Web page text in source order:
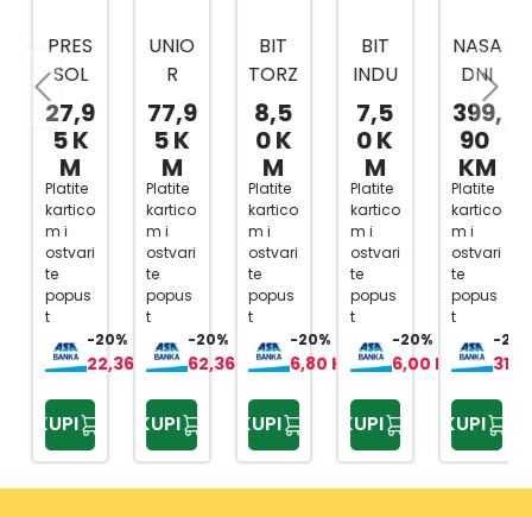
PRES
SOL
PREŠ
A ZA
MAS
T
80ML
ČELIK
SA
UNIV
ERZA
LNO
GLAV
OM
27,9
5 K
M
Platite
kartico
m i
ostvari
te
popus
-20%
22,36 KM
KUPI
UNIO
R
RUČI
CA/R
AČN
A 1/2
BI
1901A
BI
61178
77,9
5 K
M
Platite
kartico
m i
ostvari
te
popus
-20%
62,36 KM
KUPI
BIT
TORZ
IJA
TOR
X
20X2
5MM
2/1
8,5
0 K
M
Platite
kartico
m i
ostvari
te
popus
-20%
6,80 KM
KUPI
BIT
INDU
STRY
TOR
X
20X2
5MM
3/1
7,5
0 K
M
Platite
kartico
m i
ostvari
te
popus
-20%
6,00 KM
KUPI
NASA
DNI
KLJU
ČEVI
1/4,3
/8,1/
2
216-
DJ.
399,
90
KM
Platite
kartico
m i
ostvari
te
popus
-20%
KUPI